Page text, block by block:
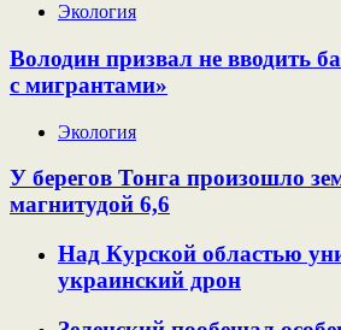
Экология
Володин призвал не вводить
с мигрантами»
Экология
У берегов Тонга произошло
магнитудой 6,6
Над Курской областью
украинский дрон